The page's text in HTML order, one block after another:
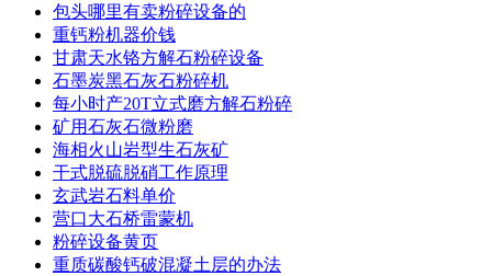
包头哪里有卖粉碎设备的
重钙粉机器价钱
甘肃天水铬方解石粉碎设备
石墨炭黑石灰石粉碎机
每小时产20T立式磨方解石粉碎
矿用石灰石微粉磨
海相火山岩型生石灰矿
干式脱硫脱硝工作原理
玄武岩石料单价
营口大石桥雷蒙机
粉碎设备黄页
重质碳酸钙破混凝土层的办法